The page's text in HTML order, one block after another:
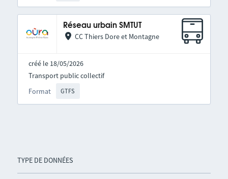
TYPE DE DONNÉES
Réseau urbain SMTUT
CC Thiers Dore et Montagne
créé le 18/05/2026
Format GTFS
Transport public collectif